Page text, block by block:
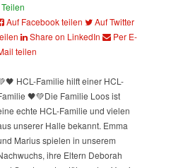
Teilen
Auf Facebook teilen
Auf Twitter
Share on LinkedIn
Per E-
teilen
HCL-Familie hilft einer HCL-
🖤💚Die Familie Loos ist
echte HCL-Familie und vielen
unserer Halle bekannt. Emma
Marius spielen in unserem
ihre Eltern Deborah